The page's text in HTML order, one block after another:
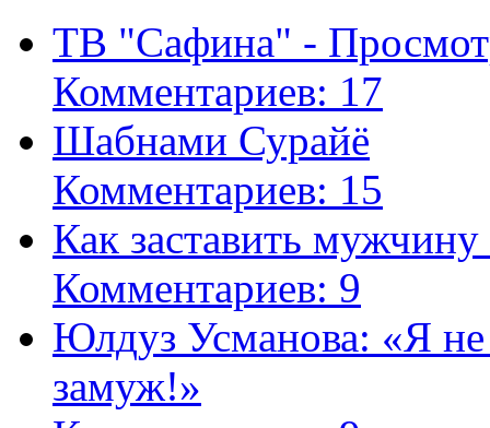
ТВ "Сафина" -
Комментариев: 17
Шабнами Сурайё
Комментариев: 15
Как заставить
Комментариев: 9
Юлдуз Усманова: «Я
замуж!»